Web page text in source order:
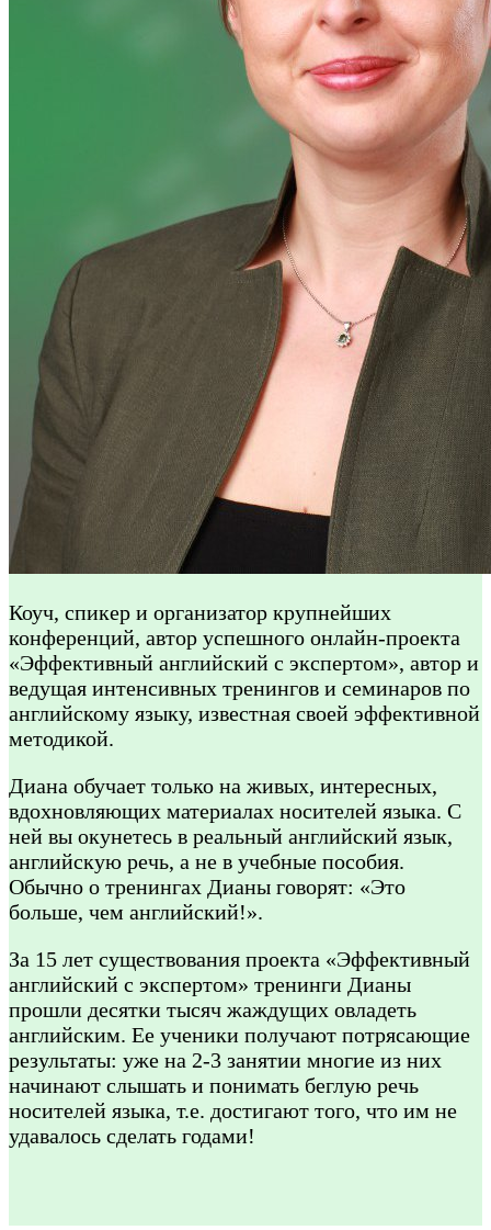
Коуч, спикер и организатор крупнейших
конференций, автор успешного онлайн-проекта
«Эффективный английский с экспертом», автор и
ведущая интенсивных тренингов и семинаров по
английскому языку, известная своей эффективной
методикой.
Диана обучает только на живых, интересных,
вдохновляющих материалах носителей языка. С
ней вы окунетесь в реальный английский язык,
английскую речь, а не в учебные пособия.
Обычно о тренингах Дианы говорят: «Это
больше, чем английский!».
За 15 лет существования проекта «Эффективный
английский с экспертом» тренинги Дианы
прошли десятки тысяч жаждущих овладеть
английским. Ее ученики получают потрясающие
результаты: уже на 2-3 занятии многие из них
начинают слышать и понимать беглую речь
носителей языка, т.е. достигают того, что им не
удавалось сделать годами!